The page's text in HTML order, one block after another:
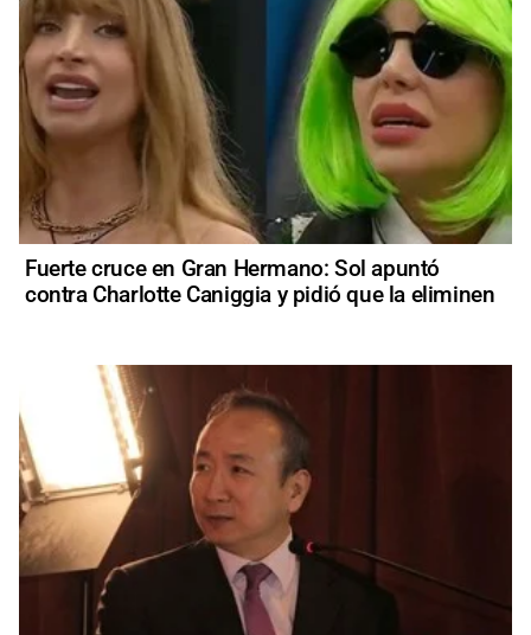
Fuerte cruce en Gran Hermano: Sol apuntó
contra Charlotte Caniggia y pidió que la eliminen